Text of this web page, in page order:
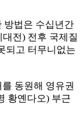
방법은 수십년간
전) 전후 국제질
되고 터무니없는
동원해 영유권
황옌다오) 부근